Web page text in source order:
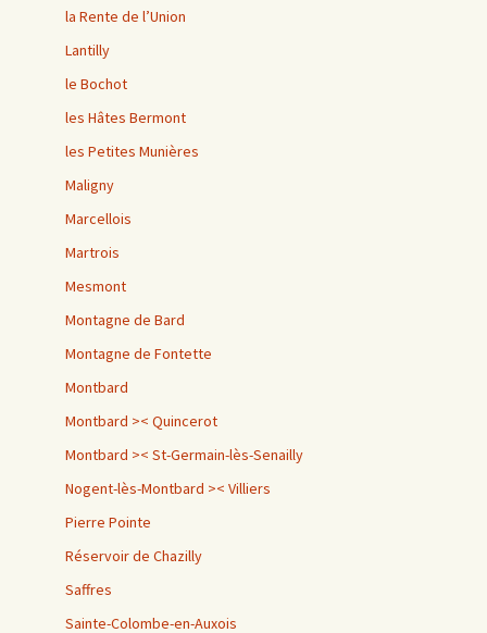
la Rente de l’Union
Lantilly
le Bochot
les Hâtes Bermont
les Petites Munières
Maligny
Marcellois
Martrois
Mesmont
Montagne de Bard
Montagne de Fontette
Montbard
Montbard >< Quincerot
Montbard >< St-Germain-lès-Senailly
Nogent-lès-Montbard >< Villiers
Pierre Pointe
Réservoir de Chazilly
Saffres
Sainte-Colombe-en-Auxois